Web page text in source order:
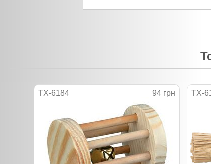
TX-6184 94 грн TX-